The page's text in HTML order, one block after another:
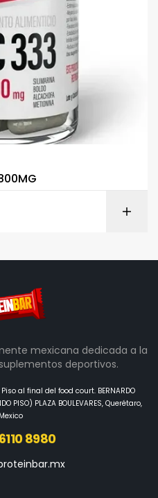
mexicana dedicada a la
deportivos.
al final del food court. BERNARDO
PISO) PLAZA BOULEVARES, Querétaro,
Mexico
8980